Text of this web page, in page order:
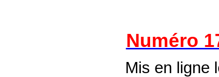
Numéro
Mis en ligne